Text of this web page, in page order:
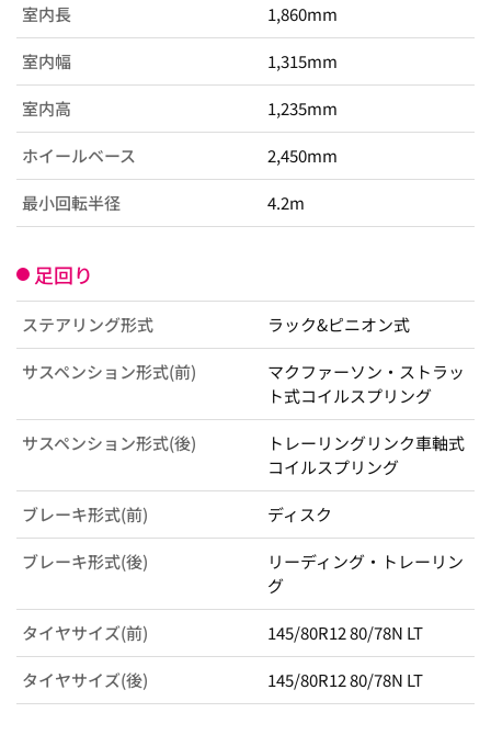
室内長 1,860mm
室内幅 1,315mm
室内高 1,235mm
ホイールベース 2,450mm
最小回転半径 4.2m
足回り
ステアリング形式 ラック&ピニオン式
サスペンション形式(前)
マクファーソン・ストラッ
ト式コイルスプリング
サスペンション形式(後)
トレーリングリンク車軸式
コイルスプリング
ブレーキ形式(前) ディスク
ブレーキ形式(後)
リーディング・トレーリン
グ
タイヤサイズ(前) 145/80R12 80/78N LT
タイヤサイズ(後) 145/80R12 80/78N LT